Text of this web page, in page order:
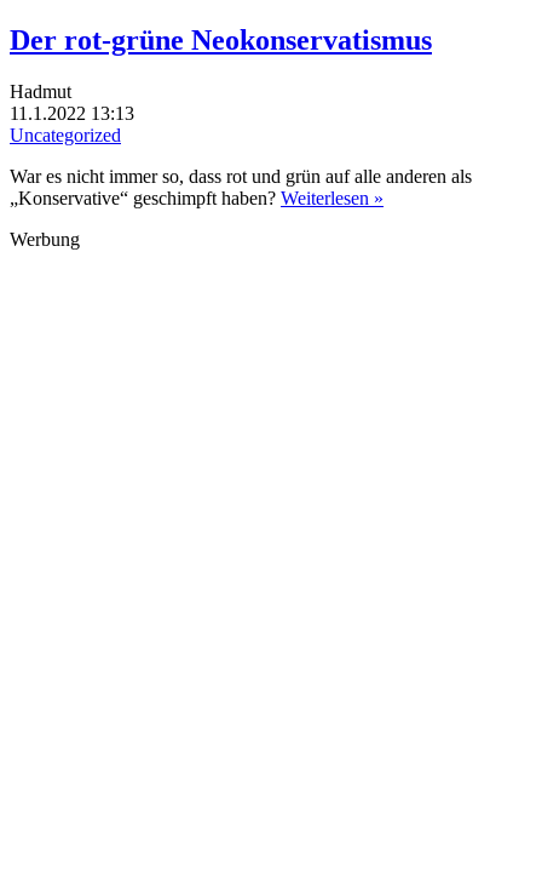
Der rot-grüne Neokonservatismus
Hadmut
11.1.2022 13:13
Uncategorized
War es nicht immer so, dass rot und grün auf alle anderen als
„Konservative“ geschimpft haben? Weiterlesen »
Werbung